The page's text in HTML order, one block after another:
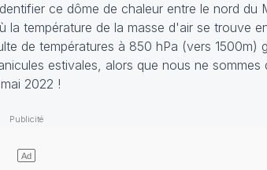
ce dôme de chaleur entre le nord du
température de la masse d'air se trouve
de températures à 850 hPa (vers 1500m)
estivales, alors que nous ne sommes
2022 !